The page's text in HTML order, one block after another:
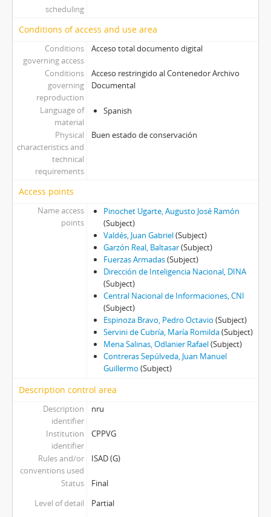
scheduling
Conditions of access and use area
Conditions
governing access
Acceso total documento digital
Conditions
governing
reproduction
Acceso restringido al Contenedor Archivo
Documental
Language of
material
Spanish
Physical
characteristics and
technical
requirements
Buen estado de conservación
Access points
Name access
points
Pinochet Ugarte, Augusto José Ramón
(Subject)
Valdés, Juan Gabriel(Subject)
Garzón Real, Baltasar(Subject)
Fuerzas Armadas(Subject)
Dirección de Inteligencia Nacional, DINA
(Subject)
Central Nacional de Informaciones, CNI
(Subject)
Espinoza Bravo, Pedro Octavio (Subject)
Servini de Cubría, María Romilda(Subject)
Mena Salinas, Odlanier Rafael(Subject)
Contreras Sepúlveda, Juan Manuel
Guillermo (Subject)
Description control area
Description
identifier
nru
Institution
identifier
CPPVG
Rules and/or
conventions used
ISAD (G)
Status
Final
Level of detail
Partial